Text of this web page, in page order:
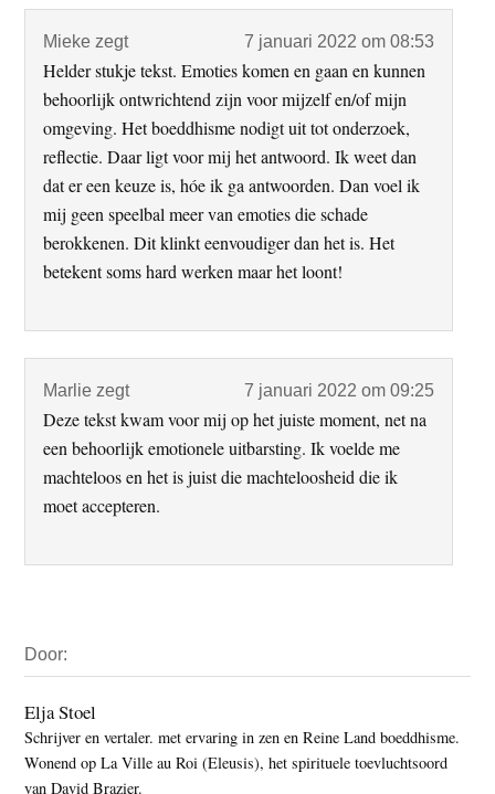
Mieke zegt 7 januari 2022 om 08:53
Helder stukje tekst. Emoties komen en gaan en kunnen
behoorlijk ontwrichtend zijn voor mijzelf en/of mijn
omgeving. Het boeddhisme nodigt uit tot onderzoek,
reflectie. Daar ligt voor mij het antwoord. Ik weet dan
dat er een keuze is, hóe ik ga antwoorden. Dan voel ik
mij geen speelbal meer van emoties die schade
berokkenen. Dit klinkt eenvoudiger dan het is. Het
betekent soms hard werken maar het loont!
Marlie zegt 7 januari 2022 om 09:25
Deze tekst kwam voor mij op het juiste moment, net na
een behoorlijk emotionele uitbarsting. Ik voelde me
machteloos en het is juist die machteloosheid die ik
moet accepteren.
Sidebar
Door:
Elja Stoel
Schrijver en vertaler. met ervaring in zen en Reine Land boeddhisme.
Wonend op La Ville au Roi (Eleusis), het spirituele toevluchtsoord
van David Brazier.